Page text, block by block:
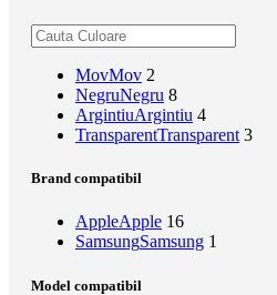
MovMov 2
NegruNegru 8
ArgintiuArgintiu 4
TransparentTransparent 3
Brand compatibil
AppleApple 16
SamsungSamsung 1
Model compatibil